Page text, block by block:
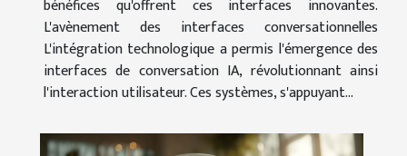
bénéfices qu'offrent ces interfaces innovantes.
L'avènement des interfaces conversationnelles
L'intégration technologique a permis l'émergence des
interfaces de conversation IA, révolutionnant ainsi
l'interaction utilisateur. Ces systèmes, s'appuyant...